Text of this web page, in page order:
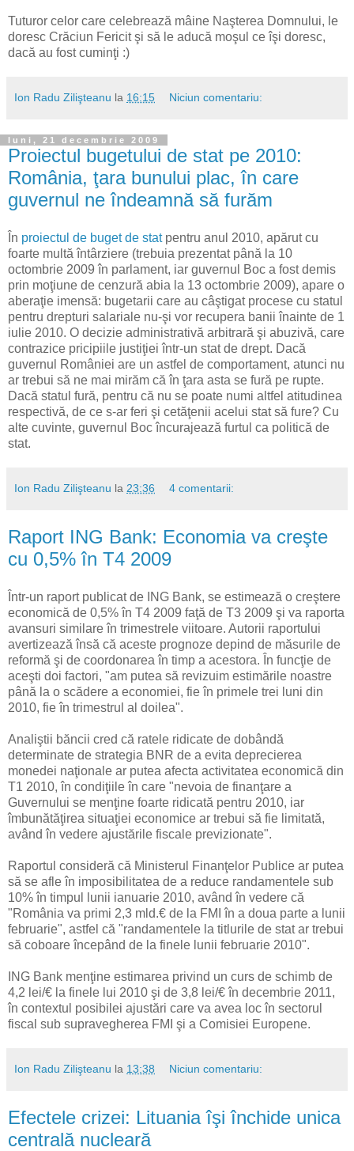
Tuturor celor care celebrează mâine Naşterea Domnului, le
doresc Crăciun Fericit şi să le aducă moşul ce îşi doresc,
dacă au fost cuminţi :)
Ion Radu Zilişteanu la 16:15 Niciun comentariu:
luni, 21 decembrie 2009
Proiectul bugetului de stat pe 2010:
România, ţara bunului plac, în care
guvernul ne îndeamnă să furăm
În proiectul de buget de statpentru anul 2010, apărut cu
foarte multă întârziere (trebuia prezentat până la 10
octombrie 2009 în parlament, iar guvernul Boc a fost demis
prin moţiune de cenzură abia la 13 octombrie 2009), apare o
aberaţie imensă: bugetarii care au câştigat procese cu statul
pentru drepturi salariale nu-şi vor recupera banii înainte de 1
iulie 2010. O decizie administrativă arbitrară şi abuzivă, care
contrazice pricipiile justiţiei într-un stat de drept. Dacă
guvernul României are un astfel de comportament, atunci nu
ar trebui să ne mai mirăm că în ţara asta se fură pe rupte.
Dacă statul fură, pentru că nu se poate numi altfel atitudinea
respectivă, de ce s-ar feri şi cetăţenii acelui stat să fure? Cu
alte cuvinte, guvernul Boc încurajează furtul ca politică de
stat.
Ion Radu Zilişteanu la 23:36 4 comentarii:
Raport ING Bank: Economia va creşte
cu 0,5% în T4 2009
Într-un raport publicat de ING Bank, se estimează o creştere
economică de 0,5% în T4 2009 faţă de T3 2009 şi va raporta
avansuri similare în trimestrele viitoare. Autorii raportului
avertizează însă că aceste prognoze depind de măsurile de
reformă şi de coordonarea în timp a acestora. În funcţie de
aceşti doi factori, "am putea să revizuim estimările noastre
până la o scădere a economiei, fie în primele trei luni din
2010, fie în trimestrul al doilea".
Analiştii băncii cred că ratele ridicate de dobândă
determinate de strategia BNR de a evita deprecierea
monedei naţionale ar putea afecta activitatea economică din
T1 2010, în condiţiile în care "nevoia de finanţare a
Guvernului se menţine foarte ridicată pentru 2010, iar
îmbunătăţirea situaţiei economice ar trebui să fie limitată,
având în vedere ajustările fiscale previzionate".
Raportul consideră că Ministerul Finanţelor Publice ar putea
să se afle în imposibilitatea de a reduce randamentele sub
10% în timpul lunii ianuarie 2010, având în vedere că
"România va primi 2,3 mld.€ de la FMI în a doua parte a lunii
februarie", astfel că "randamentele la titlurile de stat ar trebui
să coboare începând de la finele lunii februarie 2010".
ING Bank menţine estimarea privind un curs de schimb de
4,2 lei/€ la finele lui 2010 şi de 3,8 lei/€ în decembrie 2011,
în contextul posibilei ajustări care va avea loc în sectorul
fiscal sub supravegherea FMI şi a Comisiei Europene.
Ion Radu Zilişteanu la 13:38 Niciun comentariu:
Efectele crizei: Lituania îşi închide unica
centrală nucleară